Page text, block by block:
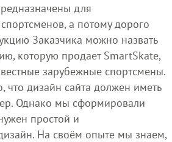
для
а потому дорого
Заказчика можно назвать
которую продает SmartSkate,
зарубежные спортсмены.
что дизайн сайта должен иметь
Однако мы сформировали
простой и
На своём опыте мы знаем,